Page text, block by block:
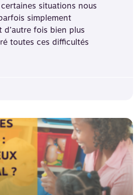
situations nous
simplement
d’autre fois bien plus
toutes ces difficultés